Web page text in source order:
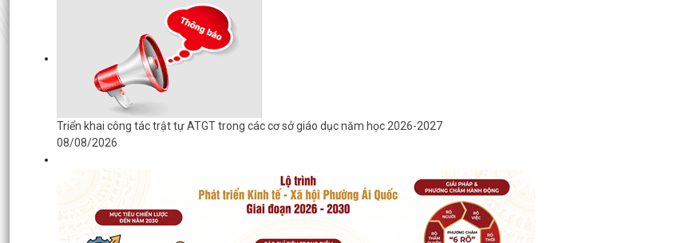
Triển khai công tác trật tự ATGT trong các cơ sở giáo dục năm học 2026-2027
08/08/2026